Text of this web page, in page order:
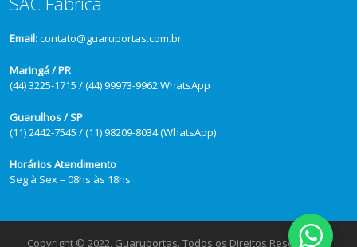
Email:contato@guaruportas.com.br
Maringá / PR
(44) 3225-1715 / (44) 99973-9962 WhatsApp
Guarulhos / SP
(11) 2442-7545 / (11) 98209-8034 (WhatsApp)
Horários Atendimento
Seg à Sex – 08hs às 18hs
Copyright © 2022, Guaruportas. Todos os Direitos Reservados.